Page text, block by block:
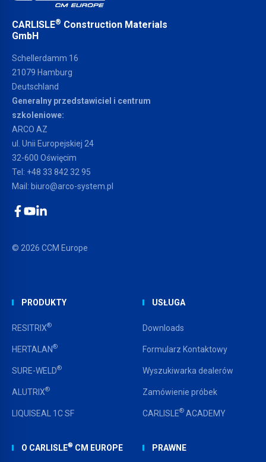
CARLISLE® Construction Materials
GmbH
Schellerdamm 16
21079 Hamburg
Deutschland
Generalny przedstawiciel i centrum
szkoleniowe:
ARCO AZ
ul. Unii Europejskiej 24
32-600 Oświęcim
Tel: +48 33 842 32 95
Mail: biuro@arco-system.pl
© 2026 CCM Europe
PRODUKTY
RESITRIX®
HERTALAN®
SURE-WELD®
ALUTRIX®
LIQUISEAL 1C SF
USŁUGA
Downloads
Formularz Kontaktowy
Wyszukiwarka dealerów
Zamówienie próbek
CARLISLE® ACADEMY
O CARLISLE® CM EUROPE PRAWNE